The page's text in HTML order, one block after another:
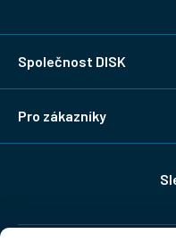
Společnost DISK
Pro zákazníky